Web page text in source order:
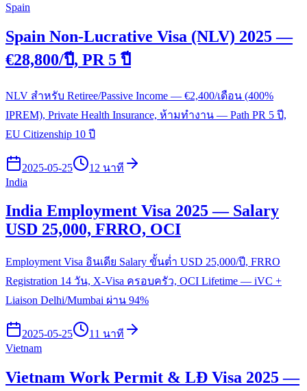
Spain
Spain Non-Lucrative Visa (NLV) 2025 —
€28,800/ปี, PR 5 ปี
NLV สำหรับ Retiree/Passive Income — €2,400/เดือน (400%
IPREM), Private Health Insurance, ห้ามทำงาน — Path PR 5 ปี,
EU Citizenship 10 ปี
2025-05-25
12 นาที
India
India Employment Visa 2025 — Salary
USD 25,000, FRRO, OCI
Employment Visa อินเดีย Salary ขั้นต่ำ USD 25,000/ปี, FRRO
Registration 14 วัน, X-Visa ครอบครัว, OCI Lifetime — iVC +
Liaison Delhi/Mumbai ผ่าน 94%
2025-05-25
11 นาที
Vietnam
Vietnam Work Permit & LĐ Visa 2025 —